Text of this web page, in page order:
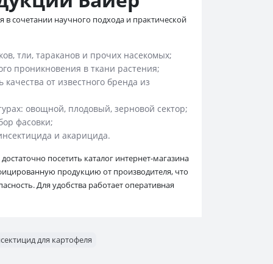
сочетании научного подхода и практической
тли, тараканов и прочих насекомых;
проникновения в ткани растения;
от известного бренда из
овощной, плодовый, зерновой сектор;
фасовки;
и акарицида.
посетить каталог интернет-магазина
продукцию от производителя, что
Для удобства работает оперативная
для картофеля